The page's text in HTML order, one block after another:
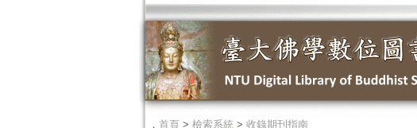
． 首頁> 檢索系統> 收錄期刊指南